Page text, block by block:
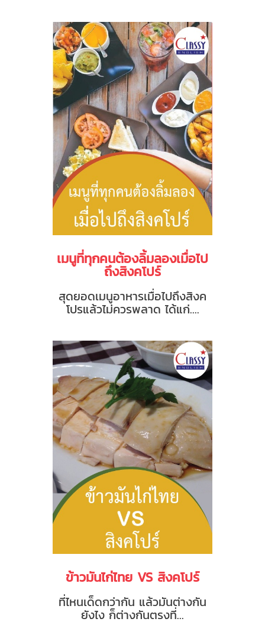
เมนูที่ทุกคนต้องลิ้มลองเมื่อไป
ถึงสิงคโปร์
สุดยอดเมนูอาหารเมื่อไปถึงสิงค
โปรแล้วไม่ควรพลาด ได้แก่....
ข้าวมันไก่ไทย VS สิงคโปร์
ที่ไหนเด็ดกว่ากัน แล้วมันต่างกัน
ยังไง ก็ต่างกันตรงที่...